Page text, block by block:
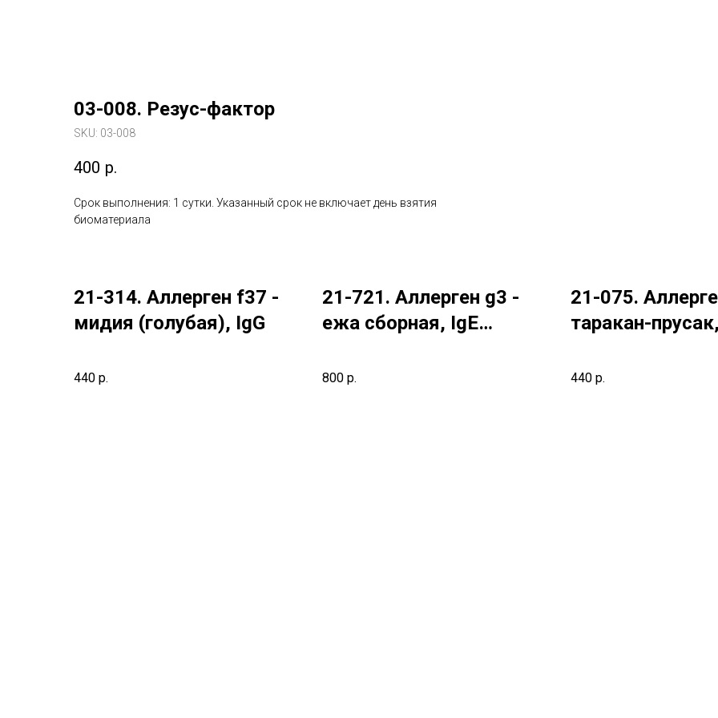
03-008. Резус-фактор
SKU: 03-008
400 р.
Срок выполнения: 1 сутки. Указанный срок не включает день взятия
биоматериала
21-314. Аллерген f37 -
мидия (голубая), IgG
440 р.
21-721. Аллерген g3 -
ежа сборная, IgE
800 р.
21-075.
таракан-
440 р.